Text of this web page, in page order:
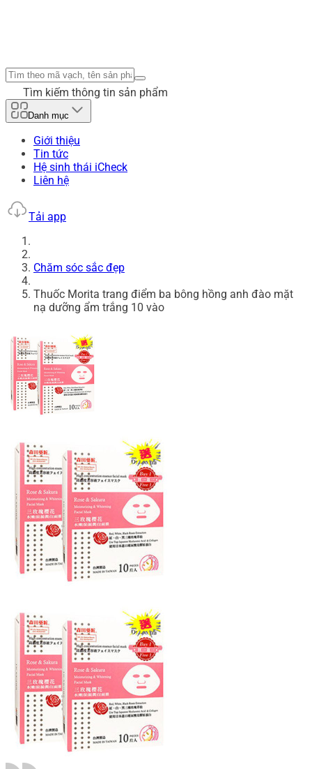
Tìm kiếm thông tin sản phẩm
Danh mục
Giới thiệu
Tin tức
Hệ sinh thái iCheck
Liên hệ
Tải app
Chăm sóc sắc đẹp
Thuốc Morita trang điểm ba bông hồng anh đào mặt
nạ dưỡng ẩm trắng 10 vào